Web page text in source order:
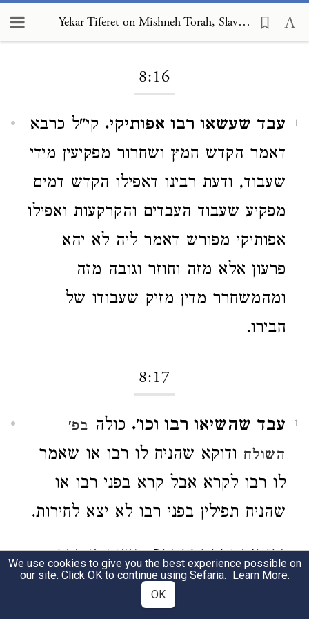
Yekar Tiferet on Mishneh Torah, Slaves 8:16
8:16
1 עבד שעשאו רבו אפותיקי. קי"ל כרבא
דאמר הקדש חמץ ושחרור מפקיעין מידי
שעבוד, ודעת רבינו דאפילו הקדש דמים
מפקיע שעבוד העבדים והקרקעות ואפילו
אפותיקי מפורש דאמר ליה לא יהא
פרעון אלא מזה וחוזר וגובה מזה
ומהמשחרר מדין מזיק שעבודו של
חבירו.
8:17
1 עבד שהשיאו רבו וכו'. כולה בפ'
השולח ודוקא שהניח לו רבו או שאמר
לו רבו לקרא אבל קרא בפני רבו או
שהניח תפילין בפני רבו לא יצא לחירות.
2 וכן אם נדר נדר וכו'.השגה זו כבר
השיג אותה בהלכות (נדרים) [
]
We use cookies to give you the best experience possible on
our site. Click OK to continue using Sefaria. Learn More.
OK